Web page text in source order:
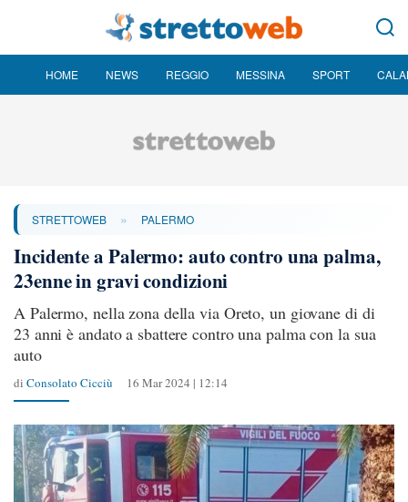
HOME NEWS REGGIO MESSINA SPORT
STRETTOWEB » PALERMO
Incidente a Palermo: auto contro una palma,
23enne in gravi condizioni
A Palermo, nella zona della via Oreto, un giovane di di
23 anni è andato a sbattere contro una palma con la sua
auto
di Consolato Cicciù 16 Mar 2024 | 12:14